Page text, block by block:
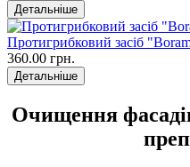
Детальніше
Протигрибковий засіб
360.00 грн.
Детальніше
Очищення